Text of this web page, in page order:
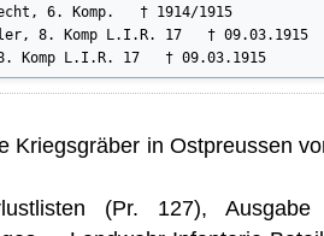
6. Komp.   † 1914/1915
8. Komp L.I.R. 17   † 09.03.1915
Komp L.I.R. 17   † 09.03.1915
Kriegsgräber in Ostpreussen
(Pr. 127),